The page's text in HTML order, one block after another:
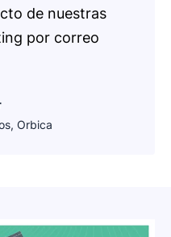
de nuestras
por correo
Orbica